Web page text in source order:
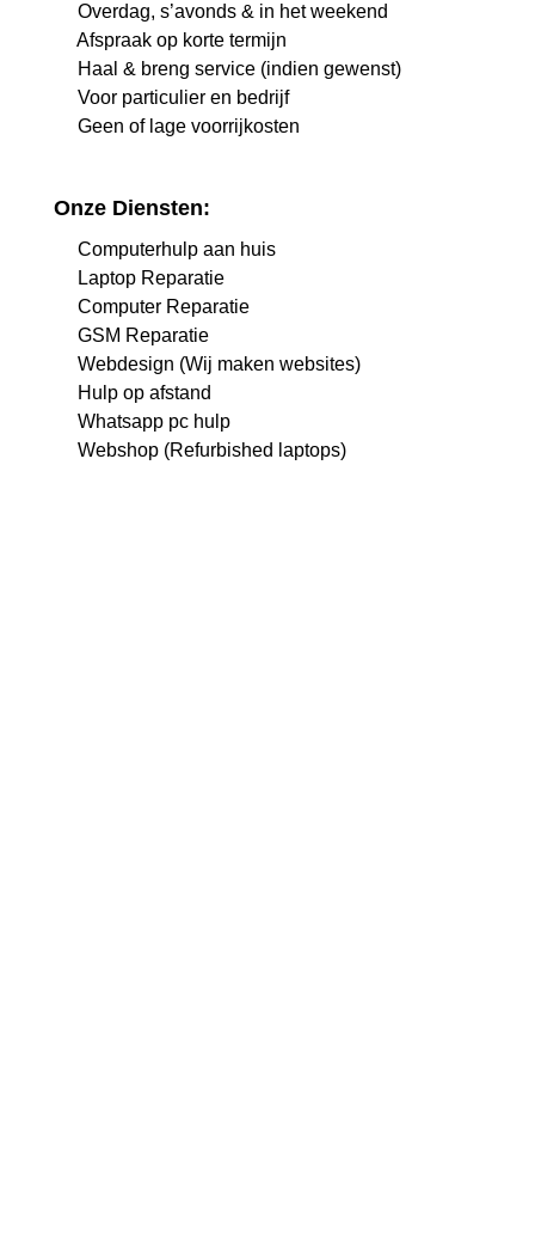
Overdag, s’avonds & in het weekend
Afspraak op korte termijn
Haal & breng service (indien gewenst)
Voor particulier en bedrijf
Geen of lage voorrijkosten
Onze Diensten:
Computerhulp aan huis
Laptop Reparatie
Computer Reparatie
GSM Reparatie
Webdesign (Wij maken websites)
Hulp op afstand
Whatsapp pc hulp
Webshop (Refurbished laptops)